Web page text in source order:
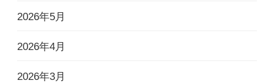
2026年5月
2026年4月
2026年3月